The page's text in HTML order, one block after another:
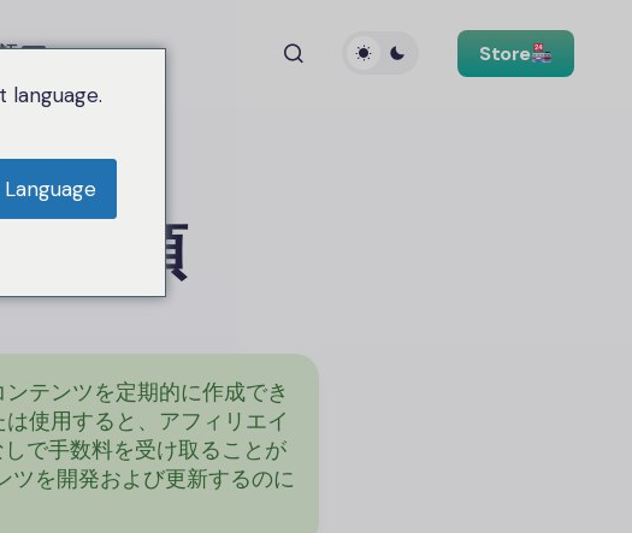
Store
事項
テンツを定期的に作成でき
使用すると、アフィリエイ
で手数料を受け取ることが
ツを開発および更新するのに
language.